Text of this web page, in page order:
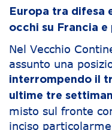
Europa tra difesa
occhi su Francia
Nel Vecchio
assunto una
interrompendo il
ultime tre
misto sul fronte
inciso